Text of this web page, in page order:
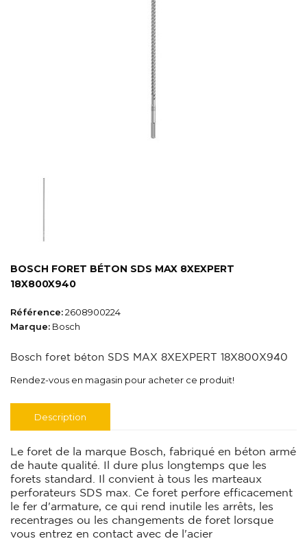
BOSCH FORET BÉTON SDS MAX 8XEXPERT
18X800X940
Référence:2608900224
Marque: Bosch
Bosch foret béton SDS MAX 8XEXPERT 18X800X940
Rendez-vous en magasin pour acheter ce produit!
Description
Le foret de la marque Bosch, fabriqué en béton armé
de haute qualité. Il dure plus longtemps que les
forets standard. Il convient à tous les marteaux
perforateurs SDS max. Ce foret perfore efficacement
le fer d'armature, ce qui rend inutile les arrêts, les
recentrages ou les changements de foret lorsque
vous entrez en contact avec de l'acier